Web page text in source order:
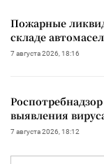
Пожарные
складе
7 августа 2026, 18:16
выявления
7 августа 2026, 18:12